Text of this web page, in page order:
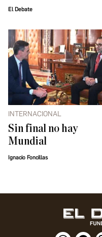
El Debate
INTERNACIONAL
Sin final no hay
Mundial
Ignacio Foncillas